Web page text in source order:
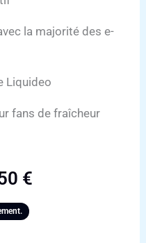
la majorité des e-
Liquideo
fans de fraîcheur
€